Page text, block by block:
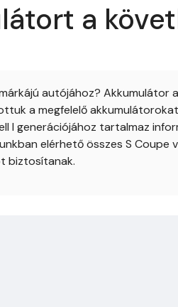
a
autójához?
a megfelelő
I generációjához tartalmaz
elérhető összes S
biztosítanak.